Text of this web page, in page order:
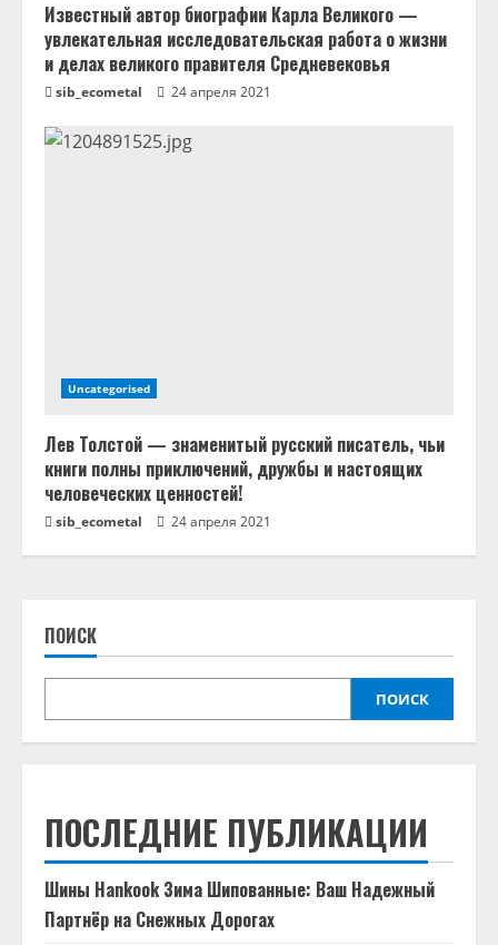
Известный автор биографии Карла Великого —
увлекательная исследовательская работа о жизни
и делах великого правителя Средневековья
sib_ecometal 24 апреля 2021
Uncategorised
Лев Толстой — знаменитый русский писатель, чьи
книги полны приключений, дружбы и настоящих
человеческих ценностей!
sib_ecometal 24 апреля 2021
ПОИСК
ПОИСК
ПОСЛЕДНИЕ ПУБЛИКАЦИИ
Шины Hankook Зима Шипованные: Ваш Надежный
Партнёр на Снежных Дорогах